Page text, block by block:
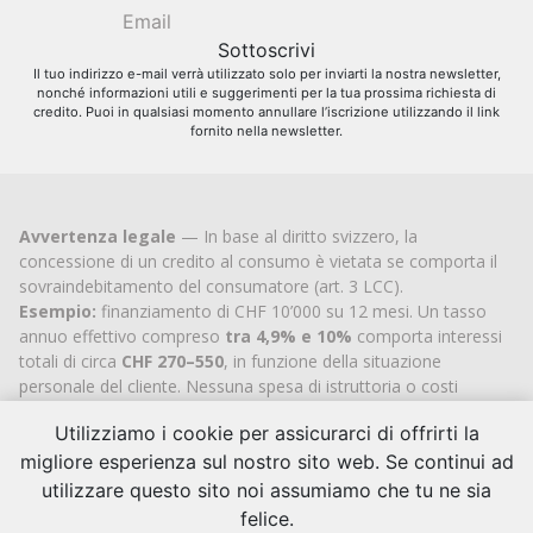
Il tuo indirizzo e-mail verrà utilizzato solo per inviarti la nostra newsletter,
nonché informazioni utili e suggerimenti per la tua prossima richiesta di
credito. Puoi in qualsiasi momento annullare l’iscrizione utilizzando il link
fornito nella newsletter.
Avvertenza legale — In base al diritto svizzero, la
concessione di un credito al consumo è vietata se comporta il
sovraindebitamento del consumatore (art. 3 LCC).
Esempio: finanziamento di CHF 10’000 su 12 mesi. Un tasso
annuo effettivo compreso tra 4,9% e 10% comporta interessi
totali di circa CHF 270–550, in funzione della situazione
personale del cliente. Nessuna spesa di istruttoria o costi
Cashflex MultiCredit GmbH, iscritta al Registro di commercio
delCantone di Zugodal 2007 (IDICHE-113.592.711), è titolare
dell’autorizzazione cantonale ufficiale per l’intermediazione di
Utilizziamo i cookie per assicurarci di offrirti la
migliore esperienza sul nostro sito web. Se continui ad
utilizzare questo sito noi assumiamo che tu ne sia
felice.